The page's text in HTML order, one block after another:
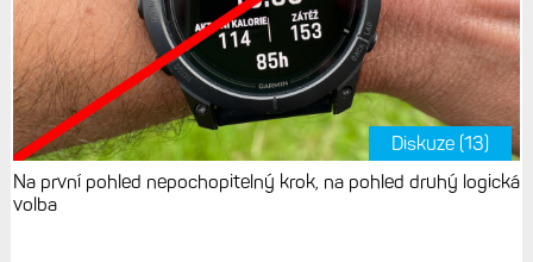
Diskuze (13)
Na první pohled nepochopitelný krok, na pohled druhý logická
volba